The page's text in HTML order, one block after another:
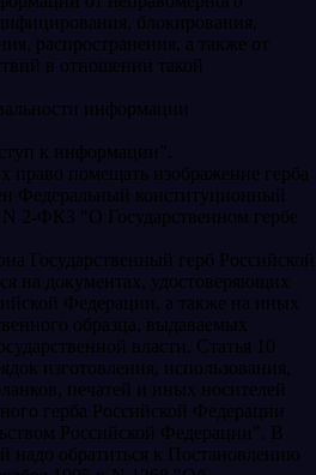
блокирования,
распространения, а также от
в отношении такой
информации
к информации".
право помещать изображение герба
Федеральный конституционный
N 2-ФКЗ "О Государственном гербе
Государственный герб Российской
на документах, удостоверяющих
Федерации, а также на иных
образца, выдаваемых
власти. Статья 10
изготовления, использования,
печатей и иных носителей
герба Российской Федерации
Российской Федерации". В
надо обратиться к Постановлению